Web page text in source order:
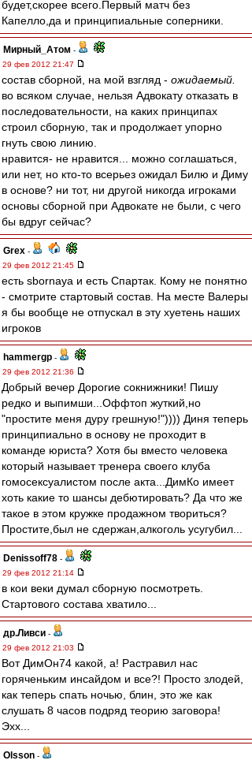
будет,скорее всего.Первый матч без
Капелло,да и принципиальные соперники.
Мирный_Атом -
29 фев 2012 21:47
состав сборной, на мой взгляд - ожидаемый.
во всяком случае, нельзя Адвокату отказать в
последовательности, на каких принципах
строил сборную, так и продолжает упорно
гнуть свою линию.
нравится- не нравится... можно соглашаться,
или нет, но кто-то всерьез ожидал Билю и Диму
в основе? ни тот, ни другой никогда игроками
основы сборной при Адвокате не были, с чего
бы вдруг сейчас?
Grex -
29 фев 2012 21:45
есть sbornaya и есть Спартак. Кому не понятно
- смотрите стартовый состав. На месте Валеры
я бы вообще не отпускал в эту хуетень наших
игроков
hammergp -
29 фев 2012 21:36
Добрый вечер Дорогие сокнижники! Пишу
редко и выпимши...Оффтоп жуткий,но
"простите меня дуру грешную!")))) Диня теперь
принципиально в основу не проходит в
команде юриста? Хотя бы вместо человека
который называет тренера своего клуба
гомосексуалистом после акта...ДимКо имеет
хоть какие то шансы дебютировать? Да что же
такое в этом кружке продажном твориться?
Простите,был не сдержан,алкоголь усугубил...
Denissoff78 -
29 фев 2012 21:14
в кои веки думал сборную посмотреть.
Стартового состава хватило...
др.Ливси -
29 фев 2012 21:03
Вот ДимОн74 какой, а! Растравил нас
горяченьким инсайдом и все?! Просто злодей,
как теперь спать ночью, блин, это же как
слушать 8 часов подряд теорию заговора!
Эхх...
Olsson -